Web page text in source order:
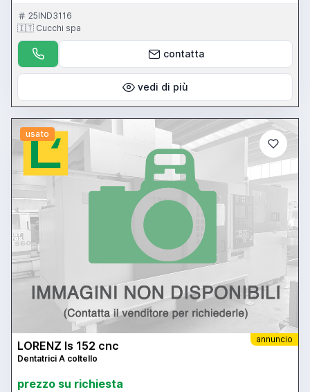
25IND3116
🇮🇹 Cucchi spa
contatta
vedi di più
usato
annuncio
LORENZ ls 152 cnc
Dentatrici A coltello
prezzo su richiesta